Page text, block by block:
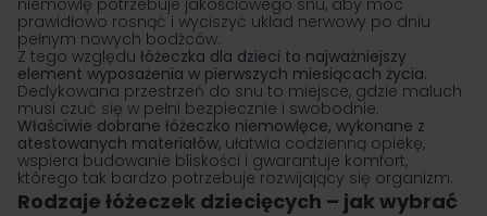
niemowlę potrzebuje jakościowego snu, aby móc
prawidłowo rosnąć i wyciszyć układ nerwowy po dniu
pełnym nowych bodźców.
Z tego względu łóżeczka dla dzieci to najważniejszy
element wyposażenia w pierwszych miesiącach życia.
Dedykowana przestrzeń do snu to miejsce, gdzie maluch
musi czuć się w pełni bezpiecznie i swobodnie.
Właściwie dobrane łóżeczko niemowlęce, wykonane z
atestowanych materiałów, ułatwia codzienną opiekę,
wspiera budowanie bliskości i gwarantuje komfort,
którego tak bardzo potrzebuje rozwijający się organizm.
Rodzaje łóżeczek dziecięcych – jak wybrać